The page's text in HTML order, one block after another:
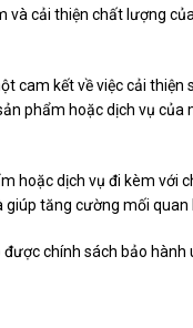
cải thiện chất lượng
cam kết về việc cải
phẩm hoặc dịch vụ
hoặc dịch vụ đi kèm với
tăng cường mối quan
chính sách bảo hành